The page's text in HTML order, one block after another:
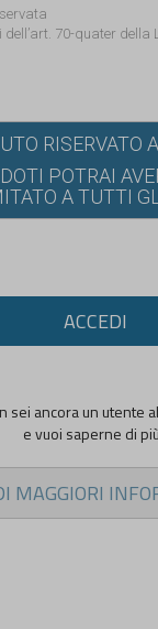
70-quater della
RISERVATO
POTRAI
A TUTTI
ACCEDI
sei ancora un utente
e vuoi saperne di
MAGGIORI